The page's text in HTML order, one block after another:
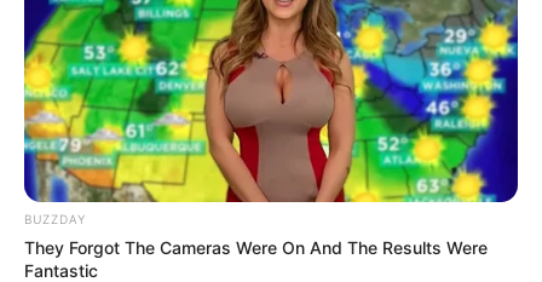
BUZZDAY
They Forgot The Cameras Were On And The Results Were
Fantastic